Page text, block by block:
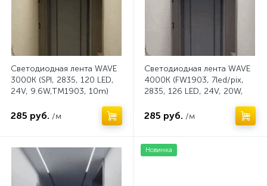
Светодиодная лента WAVE
3000K (SPI, 2835, 120 LED,
24V, 9.6W,TM1903, 10m)
285 руб. /м
Светодиодная лента WAVE
4000K (FW1903, 7led/pix,
2835, 126 LED, 24V, 20W,
285 руб. /м
Новинка